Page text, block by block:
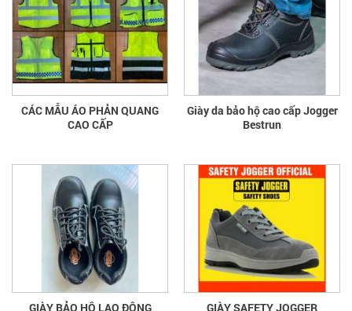
CÁC MẪU ÁO PHẢN QUANG
CAO CẤP
Giày da bảo hộ cao cấp Jogger
Bestrun
GIÀY BẢO HỘ LAO ĐỘNG
GIÀY SAFETY JOGGER